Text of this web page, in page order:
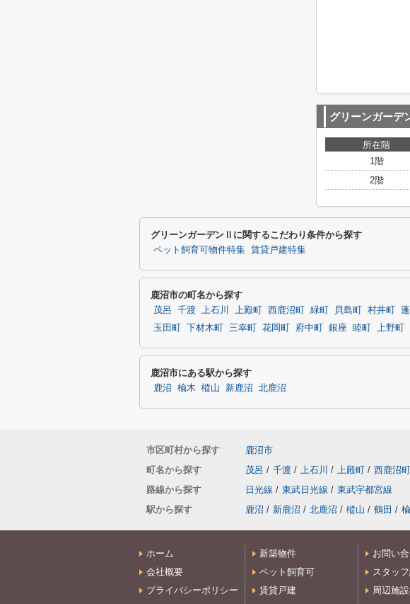
グリーンガーデ
所在階
1階
2階
グリーンガーデンⅡに関するこだわり条件から探す
ペット飼育可物件特集 賃貸戸建特集
鹿沼市の町名から探す
茂呂 千渡 上石川 上殿町 西鹿沼町 緑町 貝島町 村井町 蓬
玉田町
下材木町 三幸町 花岡町 府中町 銀座 睦町 上野町
鹿沼市にある駅から探す
鹿沼 楡木 樅山 新鹿沼 北鹿沼
市区町村から探す
鹿沼市
町名から探す
茂呂 / 千渡 / 上石川 / 上殿町 / 西鹿沼町
路線から探す
日光線 / 東武日光線 / 東武宇都宮線
駅から探す
鹿沼 / 新鹿沼 / 北鹿沼 / 樅山 / 鶴田 /
ホーム
会社概要
プライバシーポリシー
新築物件
ペット飼育可
賃貸戸建
お問い
スタッ
周辺施